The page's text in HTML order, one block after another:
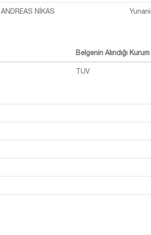
ANDREAS NİKAS
Belgenin Alındığı Kurum
TUV